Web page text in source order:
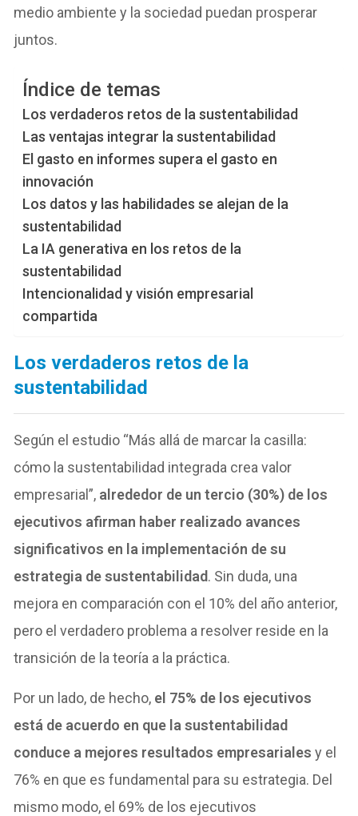
medio ambiente y la sociedad puedan prosperar
juntos.
Índice de temas
Los verdaderos retos de la sustentabilidad
Las ventajas integrar la sustentabilidad
El gasto en informes supera el gasto en
innovación
Los datos y las habilidades se alejan de la
sustentabilidad
La IA generativa en los retos de la
sustentabilidad
Intencionalidad y visión empresarial
compartida
Los verdaderos retos de la
sustentabilidad
Según el estudio “Más allá de marcar la casilla:
cómo la sustentabilidad integrada crea valor
empresarial”, alrededor de un tercio (30%) de los
ejecutivos afirman haber realizado avances
significativos en la implementación de su
estrategia de sustentabilidad. Sin duda, una
mejora en comparación con el 10% del año anterior,
pero el verdadero problema a resolver reside en la
transición de la teoría a la práctica.
Por un lado, de hecho, el 75% de los ejecutivos
está de acuerdo en que la sustentabilidad
conduce a mejores resultados empresariales y el
76% en que es fundamental para su estrategia. Del
mismo modo, el 69% de los ejecutivos